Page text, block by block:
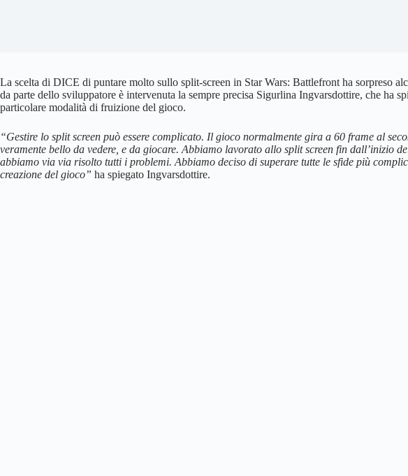
La scelta di DICE di puntare molto sullo split-screen in Star Wars: Battlefront ha sorpreso
da parte dello sviluppatore è intervenuta la sempre precisa Sigurlina Ingvarsdottire, che ha
particolare modalità di fruizione del gioco.
“Gestire lo split screen può essere complicato. Il gioco normalmente gira a 60 frame al
veramente bello da vedere, e da giocare. Abbiamo lavorato allo split screen fin dall’inizio
abbiamo via via risolto tutti i problemi. Abbiamo deciso di superare tutte le sfide più
creazione del gioco” ha spiegato Ingvarsdottire.